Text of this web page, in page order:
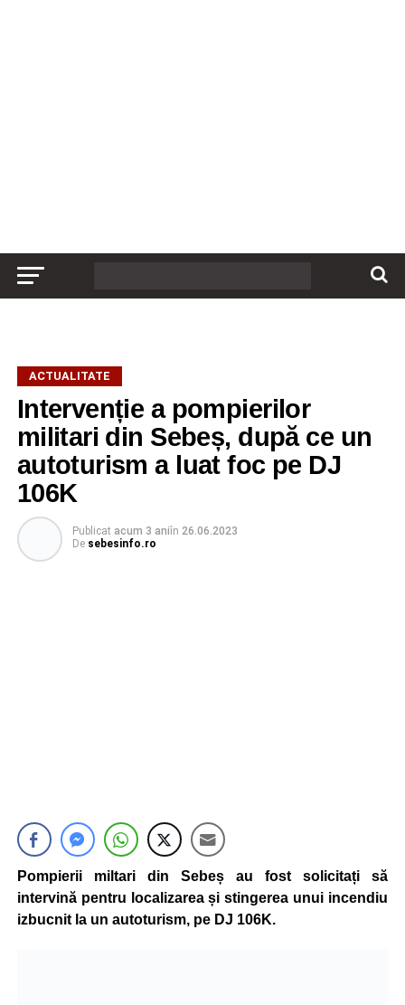
ACTUALITATE
Intervenție a pompierilor
militari din Sebeș, după ce un
autoturism a luat foc pe DJ
106K
Publicat acum 3 aniîn 26.06.2023
De sebesinfo.ro
Pompierii miltari din Sebeș au fost solicitați să
intervină pentru localizarea și stingerea unui incendiu
izbucnit la un autoturism, pe DJ 106K.